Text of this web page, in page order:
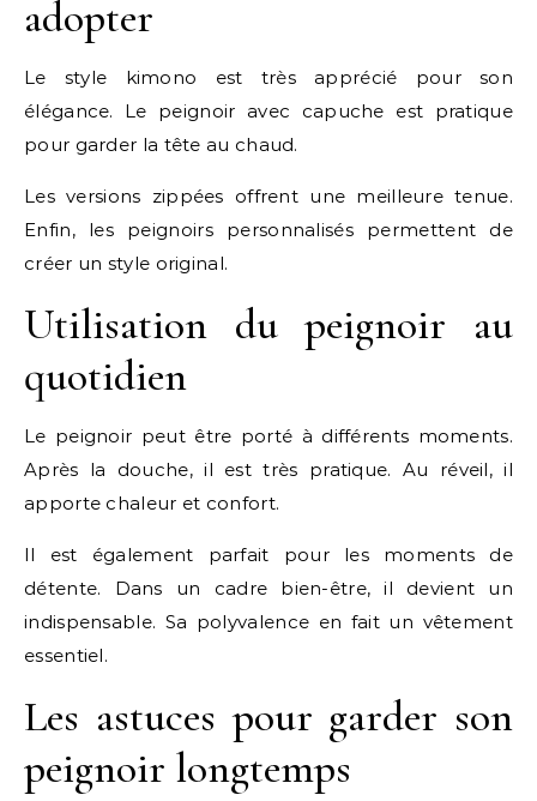
adopter
Le style kimono est très apprécié pour son
élégance. Le peignoir avec capuche est pratique
pour garder la tête au chaud.
Les versions zippées offrent une meilleure tenue.
Enfin, les peignoirs personnalisés permettent de
créer un style original.
Utilisation du peignoir au
quotidien
Le peignoir peut être porté à différents moments.
Après la douche, il est très pratique. Au réveil, il
apporte chaleur et confort.
Il est également parfait pour les moments de
détente. Dans un cadre bien-être, il devient un
indispensable. Sa polyvalence en fait un vêtement
essentiel.
Les astuces pour garder son
peignoir longtemps